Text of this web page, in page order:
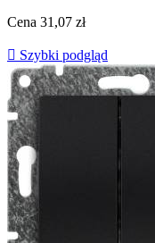
Cena 31,07 zł
 Szybki podgląd